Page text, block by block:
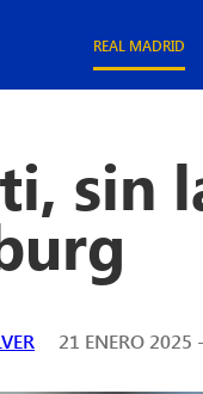
REAL MADRID
sin
21 ENERO 2025